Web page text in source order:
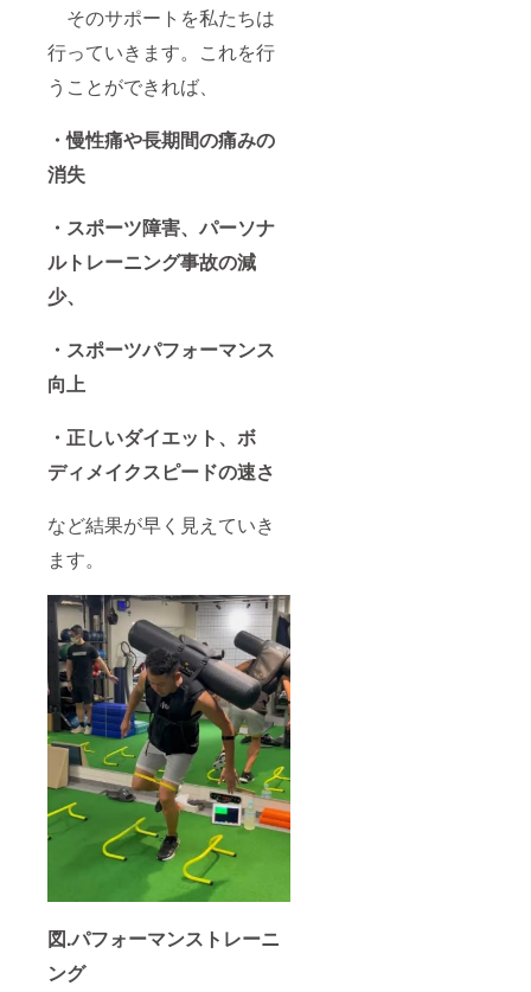
そのサポートを私たちは
行っていきます。これを行
うことができれば、
・慢性痛や長期間の痛みの
消失
・スポーツ障害、パーソナ
ルトレーニング事故の減
少、
・スポーツパフォーマンス
向上
・正しいダイエット、ボ
ディメイクスピードの速さ
など結果が早く見えていき
ます。
図.パフォーマンストレーニ
ング